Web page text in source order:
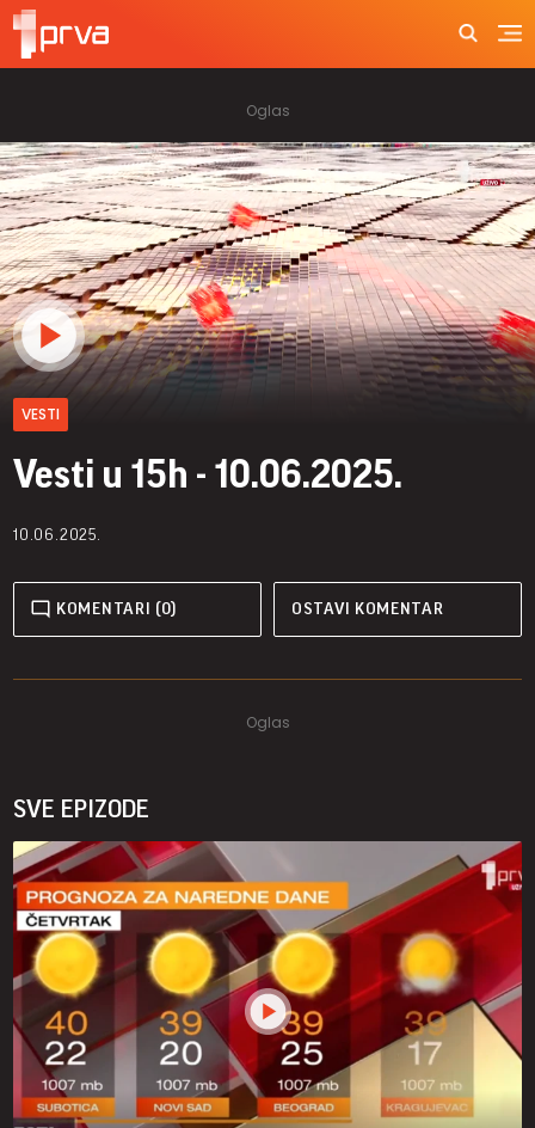
VESTI
Vesti u 15h - 10.06.2025.
10.06.2025.
KOMENTARI (0) OSTAVI KOMENTAR
SVE EPIZODE